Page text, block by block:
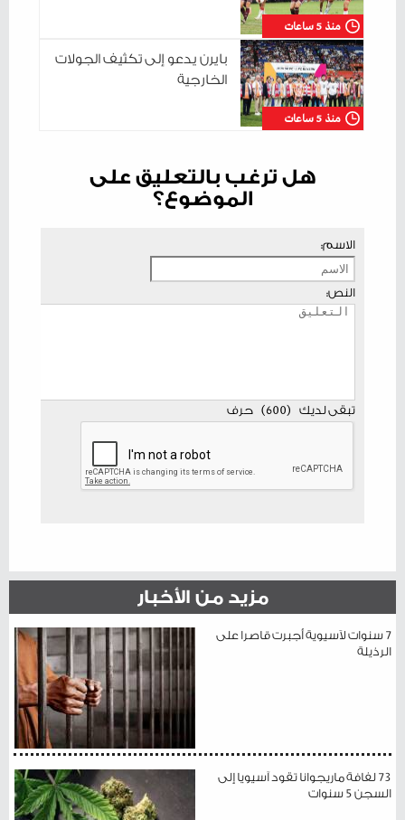
منذ 5 ساعات
منذ 5 ساعات
بايرن يدعو إلى تكثيف الجولات
الخارجية
هل ترغب بالتعليق على
الموضوع؟
الاسم:
النص:
تبقى لديك (
600
) حرف
مزيد من الأخبار
7 سنوات لآسيوية أجبرت قاصرا على
الرذيلة
73 لفافة ماريجوانا تقود آسيويا إلى
السجن 5 سنوات